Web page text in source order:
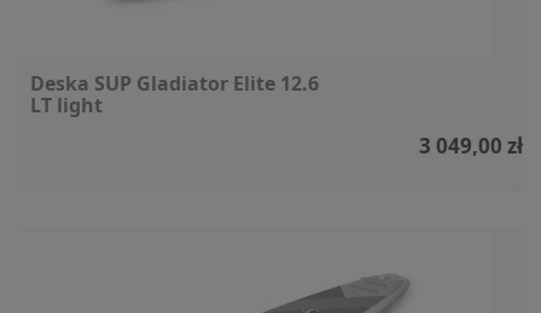
Deska SUP Gladiator Elite 12.6
LT light
3 049,00 zł